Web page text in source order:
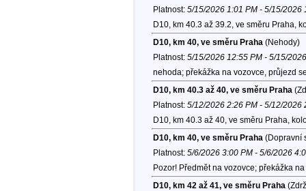
Platnost: 5/15/2026 1:01 PM - 5/15/2026
D10, km 40.3 až 39.2, ve směru Praha,
D10, km 40, ve směru Praha (Nehody)
Platnost: 5/15/2026 12:55 PM - 5/15/
nehoda; překážka na vozovce, průjezd
D10, km 40.3 až 40, ve směru Praha
Platnost: 5/12/2026 2:26 PM - 5/12/2026
D10, km 40.3 až 40, ve směru Praha,
D10, km 40, ve směru Praha (Dopravní
Platnost: 5/6/2026 3:00 PM - 5/6/2026
Pozor! Předmět na vozovce; překážka
D10, km 42 až 41, ve směru Praha